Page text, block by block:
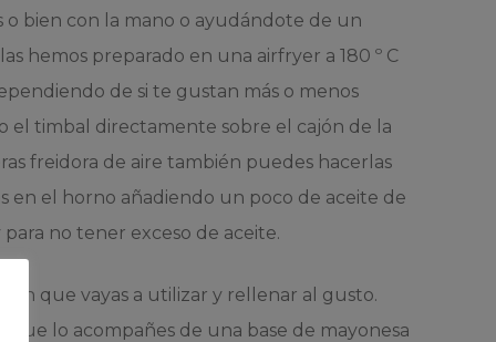
o bien con la mano o ayudándote de un
hemos preparado en una airfryer a 180 º C
de si te gustan más o menos
el timbal directamente sobre el cajón de la
freidora de aire también puedes hacerlas
en el horno añadiendo un poco de aceite de
no tener exceso de aceite.
que vayas a utilizar y rellenar al gusto.
que lo acompañes de una base de mayonesa